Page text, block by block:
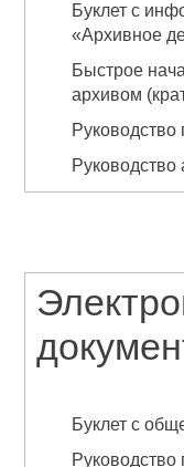
Буклет с
«Архивное
Быстрое
архивом
Руководство
Руководство
Буклет с
Руководство